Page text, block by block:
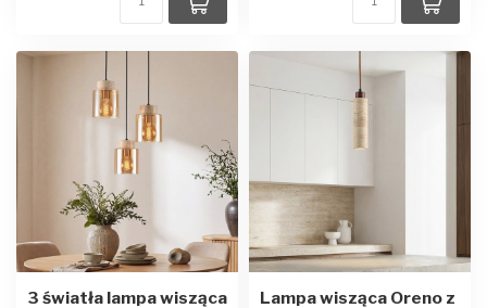
3 światła lampa wisząca
Lampa wisząca Oreno z